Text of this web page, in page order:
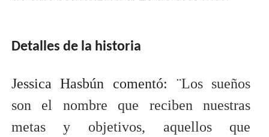
Detalles de la historia
Jessica Hasbún comentó: ¨Los sueños
son el nombre que reciben nuestras
metas y objetivos, aquellos que